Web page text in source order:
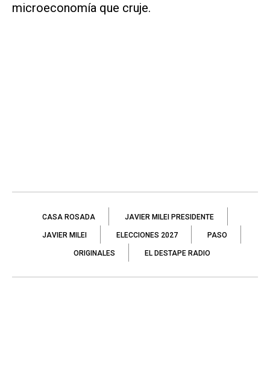
microeconomía que cruje.
CASA ROSADA JAVIER MILEI PRESIDENTE
JAVIER MILEI ELECCIONES 2027 PASO
ORIGINALES EL DESTAPE RADIO